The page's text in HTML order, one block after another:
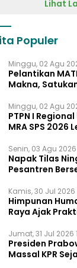
Lihat
Populer
Minggu, 02 Agu
Pelantikan
Makna,
Minggu, 02 Agu
PTPN I
MRA SPS
Senin, 03 Agu 2026
Napak Tilas
Pesantren
Kamis, 30 Jul 2026
Himpunan
Raya Ajak
Jumat, 31 Jul 2026
Presiden
Massal KPR